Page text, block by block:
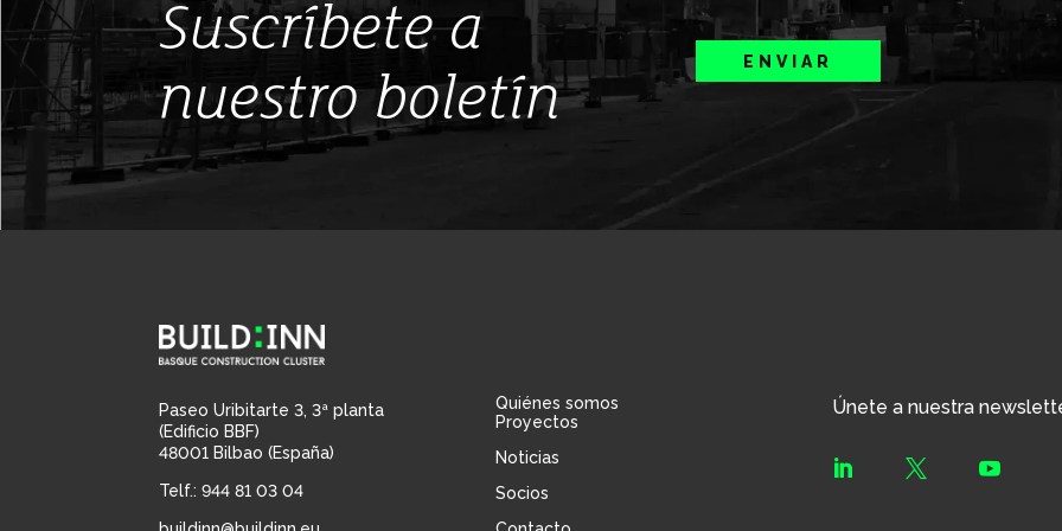
Suscríbete a
nuestro boletín
ENVIAR
Paseo Uribitarte 3, 3ª planta
(Edificio BBF)
48001 Bilbao (España)
Telf.: 944 81 03 04
Quiénes somos
Proyectos
Noticias
Socios
Únete a nuestra
  